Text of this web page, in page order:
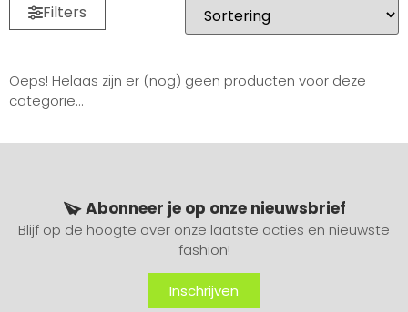
Filters
Oeps! Helaas zijn er (nog) geen producten voor deze
categorie...
Abonneer je op onze nieuwsbrief
Blijf op de hoogte over onze laatste acties en nieuwste
fashion!
Inschrijven